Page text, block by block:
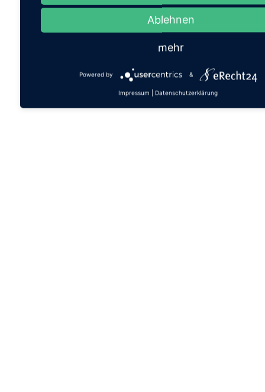
Ablehnen
mehr
Powered by &
Impressum Datenschutzerklärung